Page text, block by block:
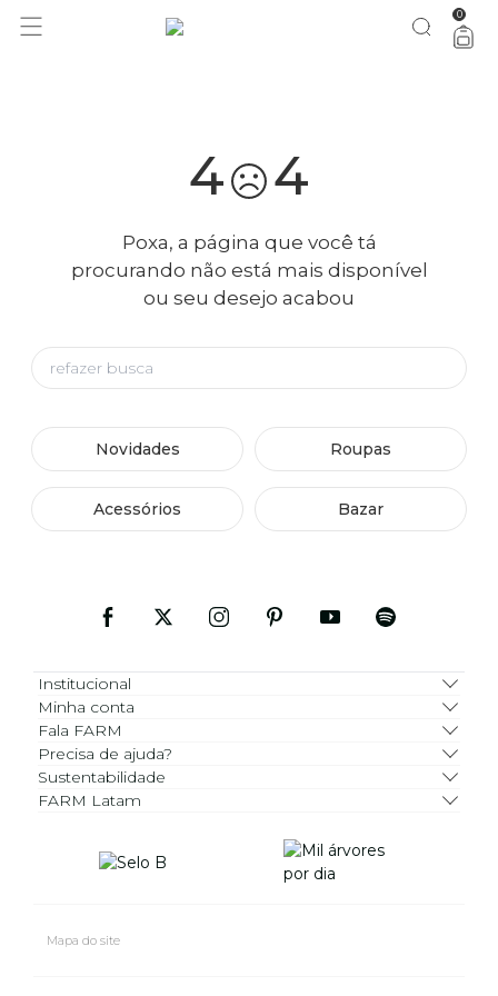
você merece 30% OFF pra comemorar com a gente aproveita! 0
4 4
Poxa, a página que você tá
procurando não está mais disponível
ou seu desejo acabou
Novidades Roupas
Acessórios Bazar
Institucional
Minha conta
Fala FARM
Precisa de ajuda?
Sustentabilidade
FARM Latam
Mapa do site